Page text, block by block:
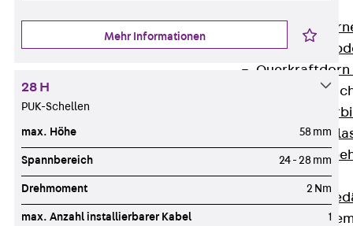
Zurück
Querkraftdorn
Wärmedämmung
Mehr Informationen
28 H
PUK-Schellen
max. Höhe 58 mm
Spannbereich 24 - 28 mm
Drehmoment 2 Nm
max. Anzahl installierbarer Kabel 1